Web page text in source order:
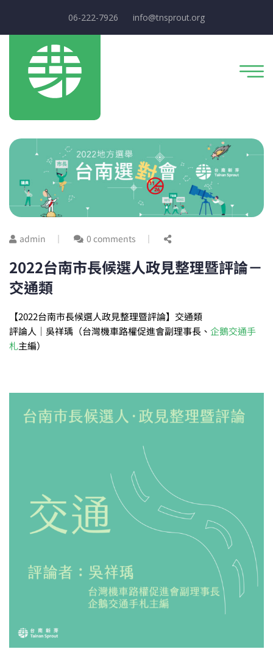
06-222-7926 info@tnsprout.org
admin 0 comments
2022台南市長候選人政見整理暨評論－
交通類
【2022台南市長候選人政見整理暨評論】交通類
評論人｜吳祥瑀（台灣機車路權促進會副理事長、 企鵝交通手
札主編）